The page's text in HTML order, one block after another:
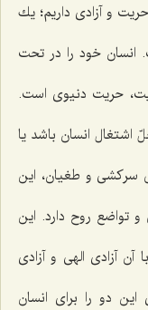
و آزادی داریم؛ یك
انسان خود را در تحت
حریت دنیوی است.
اشتغال انسان باشد یا
سركشی و طغیان، این
تواضع روح دارد. این
آزادی الهی و آزادی
دو را برای انسان